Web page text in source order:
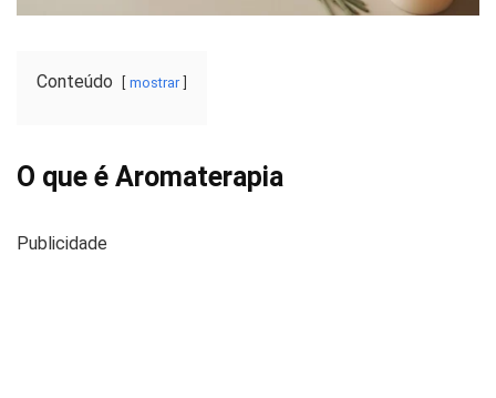
Conteúdo mostrar
O que é Aromaterapia
Publicidade